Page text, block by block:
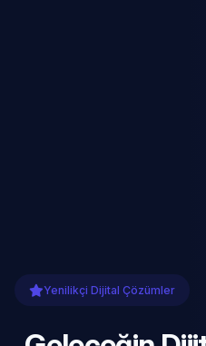
Yenilikçi Dijital Çözümler